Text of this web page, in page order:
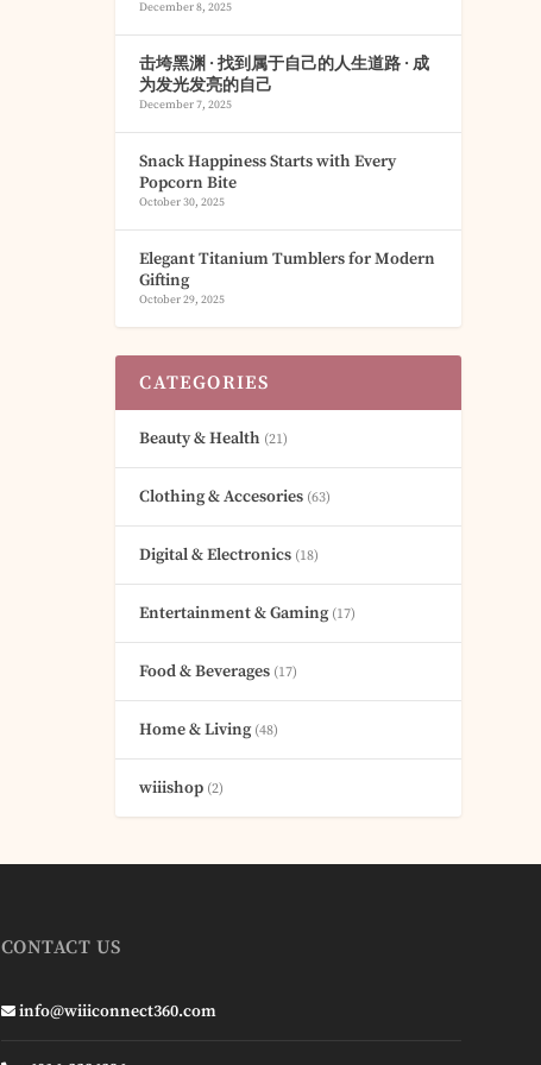
December 8, 2025
击垮黑渊 · 找到属于自己的人生道路 · 成
为发光发亮的自己
December 7, 2025
Snack Happiness Starts with Every
Popcorn Bite
October 30, 2025
Elegant Titanium Tumblers for Modern
Gifting
October 29, 2025
CATEGORIES
Beauty & Health (21)
Clothing & Accesories (63)
Digital & Electronics (18)
Entertainment & Gaming(17)
Food & Beverages (17)
Home & Living(48)
wiiishop (2)
CONTACT US
info@wiiiconnect360.com